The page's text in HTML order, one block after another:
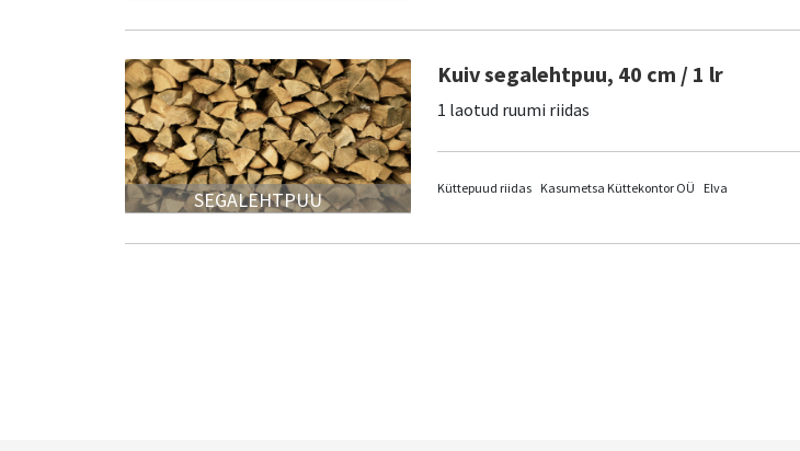
SEGALEHTPUU
Kuiv segalehtpuu, 40 cm / 1 lr
1 laotud ruumi riidas
Küttepuud riidas Kasumetsa Küttekontor OÜ Elva